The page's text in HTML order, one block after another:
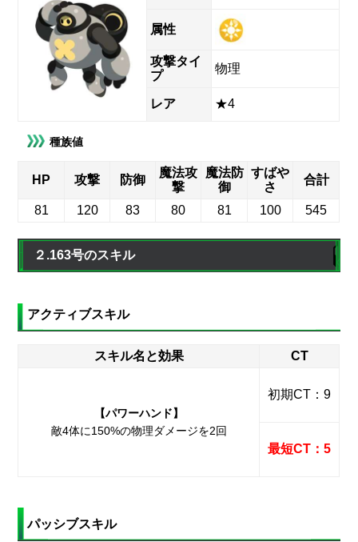
属性
攻撃タイ
プ
物理
レア ★4
種族値
HP 攻撃 防御
魔法攻
撃
魔法防
御
すばや
さ
合計
81 120 83 80 81 100 545
２.163号のスキル
アクティブスキル
スキル名と効果 CT
【パワーハンド】
敵4体に150%の物理ダメージを2回
初期CT：9
最短CT：5
パッシブスキル